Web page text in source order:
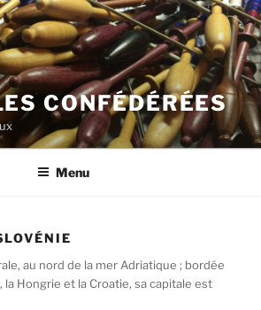
CONFÉDÉRÉES
Menu
au nord de la mer Adriatique ; bordée
la Hongrie et la Croatie, sa capitale est